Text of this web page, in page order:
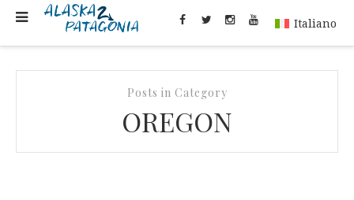
Italiano
Posts in Category
OREGON